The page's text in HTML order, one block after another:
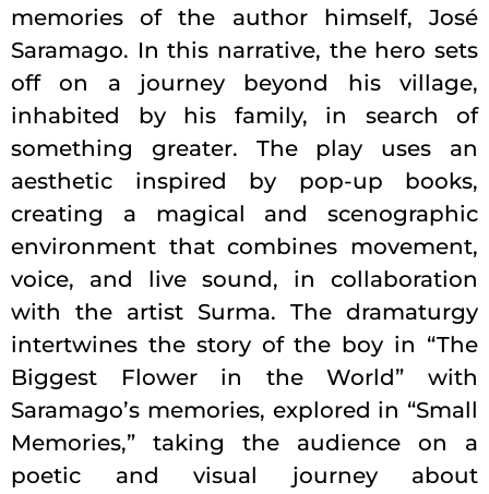
memories of the author himself, José
Saramago. In this narrative, the hero sets
off on a journey beyond his village,
inhabited by his family, in search of
something greater. The play uses an
aesthetic inspired by pop-up books,
creating a magical and scenographic
environment that combines movement,
voice, and live sound, in collaboration
with the artist Surma. The dramaturgy
intertwines the story of the boy in “The
Biggest Flower in the World” with
Saramago’s memories, explored in “Small
Memories,” taking the audience on a
poetic and visual journey about